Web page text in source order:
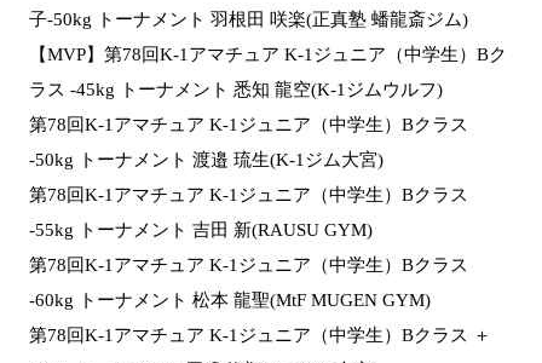
子-50kg トーナメント 羽根田 咲楽(正真塾 蟠龍斎ジム)
【MVP】第78回K-1アマチュア K-1ジュニア（中学生）Bク
ラス -45kg トーナメント 悉知 龍空(K-1ジムウルフ)
第78回K-1アマチュア K-1ジュニア（中学生）Bクラス
-50kg トーナメント 渡邉 琉生(K-1ジム大宮)
第78回K-1アマチュア K-1ジュニア（中学生）Bクラス
-55kg トーナメント 吉田 新(RAUSU GYM)
第78回K-1アマチュア K-1ジュニア（中学生）Bクラス
-60kg トーナメント 松本 龍聖(MtF MUGEN GYM)
第78回K-1アマチュア K-1ジュニア（中学生）Bクラス ＋